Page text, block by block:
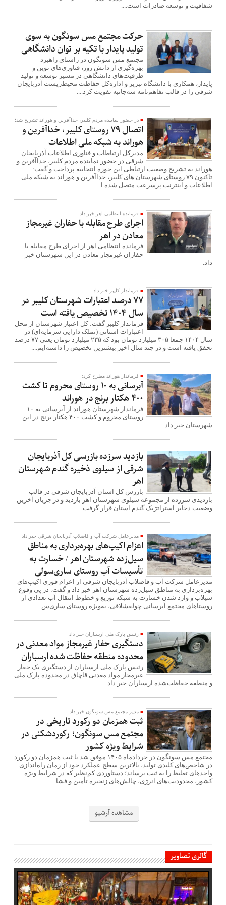
شفافیت و توسعه صادرات است....
حرکت مجتمع مس سونگون به سوی
تولید پایدار با تکیه بر توان دانشگاهی
مجتمع مس سونگون در راستای راهبرد
بهره‌گیری از دانش روز، فناوری‌های نوین و
ظرفیت‌های دانشگاهی در مسیر توسعه و تولید
پایدار، همکاری با دانشگاه تبریز و اداره‌کل حفاظت محیط‌زیست آذربایجان
شرقی را در قالب تفاهم‌نامه سه‌جانبه تقویت کرد....
در حضور نماینده مردم کلیبر، خداآفرین و هوراند تشریح شد؛
اتصال ۷۹ روستای کلیبر، خداآفرین و
هوراند به شبکه ملی اطلاعات
مدیرکل ارتباطات و فناوری اطلاعات آذربایجان
شرقی در حضور نماینده مردم کلیبر، خداآفرین و
هوراند به تشریح وضعیت ارتباطی این حوزه انتخابیه پرداخت و گفت:
تاکنون ۷۹ روستای شهرستان های کلیبر، خداآفرین و هوراند به شبکه ملی
اطلاعات و اینترنت پرسرعت متصل شده ا...
فرمانده انتظامی اهر خبر داد
اجرای طرح مقابله با حفاران غیرمجاز
معادن در اهر
فرمانده انتظامی اهر از اجرای طرح مقابله با
حفاران غیرمجاز معادن در این شهرستان خبر
داد.
فرماندار کلیبر خبر داد
77 درصد اعتبارات شهرستان کلیبر در
سال 1404 تخصیص یافته است
فرماندار کلیبر گفت: کل اعتبار شهرستان از محل
اعتبارات استانی (تملک دارایی سرمایه‌ای) در
سال ۱۴۰۴ جمعا ۳۰۵ میلیارد تومان بود که ۲۳۵ میلیارد تومان یعنی ۷۷ درصد
تحقق یافته است و در چند سال اخیر بیشترین تخصیص را داشته‌ایم....
فرماندار هوراند مطرح کرد:
آبرسانی به ۱۰ روستای محروم تا کشت
۴۰۰ هکتار برنج در هوراند
فرماندار شهرستان هوراند از آبرسانی به ۱۰
روستای محروم و کشت ۴۰۰ هکتار برنج در این
شهرستان خبر داد.
بازدید سرزده بازرسی کل آذربایجان
شرقی از سیلوی ذخیره گندم شهرستان
اهر
بازرس کل استان آذربایجان شرقی در قالب
بازدیدی سرزده از مجموعه سیلوی شهرستان اهر بازدید و در جریان آخرین
وضعیت ذخایر استراتژیک گندم استان قرار گرفت....
مدیرعامل شرکت آب و فاضلاب آذربایجان شرقی خبر داد
اعزام اکیپ‌های بهره‌برداری به مناطق
سیل‌زده شهرستان اهر / خسارت به
تأسیسات آب روستای ساری‌سولی
مدیرعامل شرکت آب و فاضلاب آذربایجان شرقی از اعزام فوری اکیپ‌های
بهره‌برداری به مناطق سیل‌زده شهرستان اهر خبر داد و گفت: در پی وقوع
سیلاب و وارد شدن خسارت به شبکه توزیع و خطوط انتقال آب تعدادی از
روستاهای مجتمع آبرسانی چولقشلاقی، به‌ویژه روستای ساری‌س...
رئیس پارک ملی ارسباران خبر داد
دستگیری حفار غیرمجاز مواد معدنی در
محدوده منطقه حفاظت شده ارسباران
رئیس پارک ملی ارسباران از دستگیری یک حفار
غیرمجاز مواد معدنی قاچاق در محدوده پارک ملی
و منطقه حفاظت‌شده ارسباران خبر داد.
مدیر مجتمع مس سونگون خبر داد:
ثبت همزمان دو رکورد تاریخی در
مجتمع مس سونگون؛ رکوردشکنی در
شرایط ویژه کشور
مجتمع مس سونگون در خردادماه ۱۴۰۵ موفق شد با ثبت همزمان دو رکورد
در شاخص‌های کلیدی تولید، بالاترین سطح عملکرد خود از زمان راه‌اندازی
واحدهای تغلیظ را به ثبت برساند؛ دستاوردی کم‌نظیر که در شرایط ویژه
کشور، محدودیت‌های انرژی، چالش‌های زنجیره تأمین و فشا...
مشاهده آرشیو
گالری تصاویر